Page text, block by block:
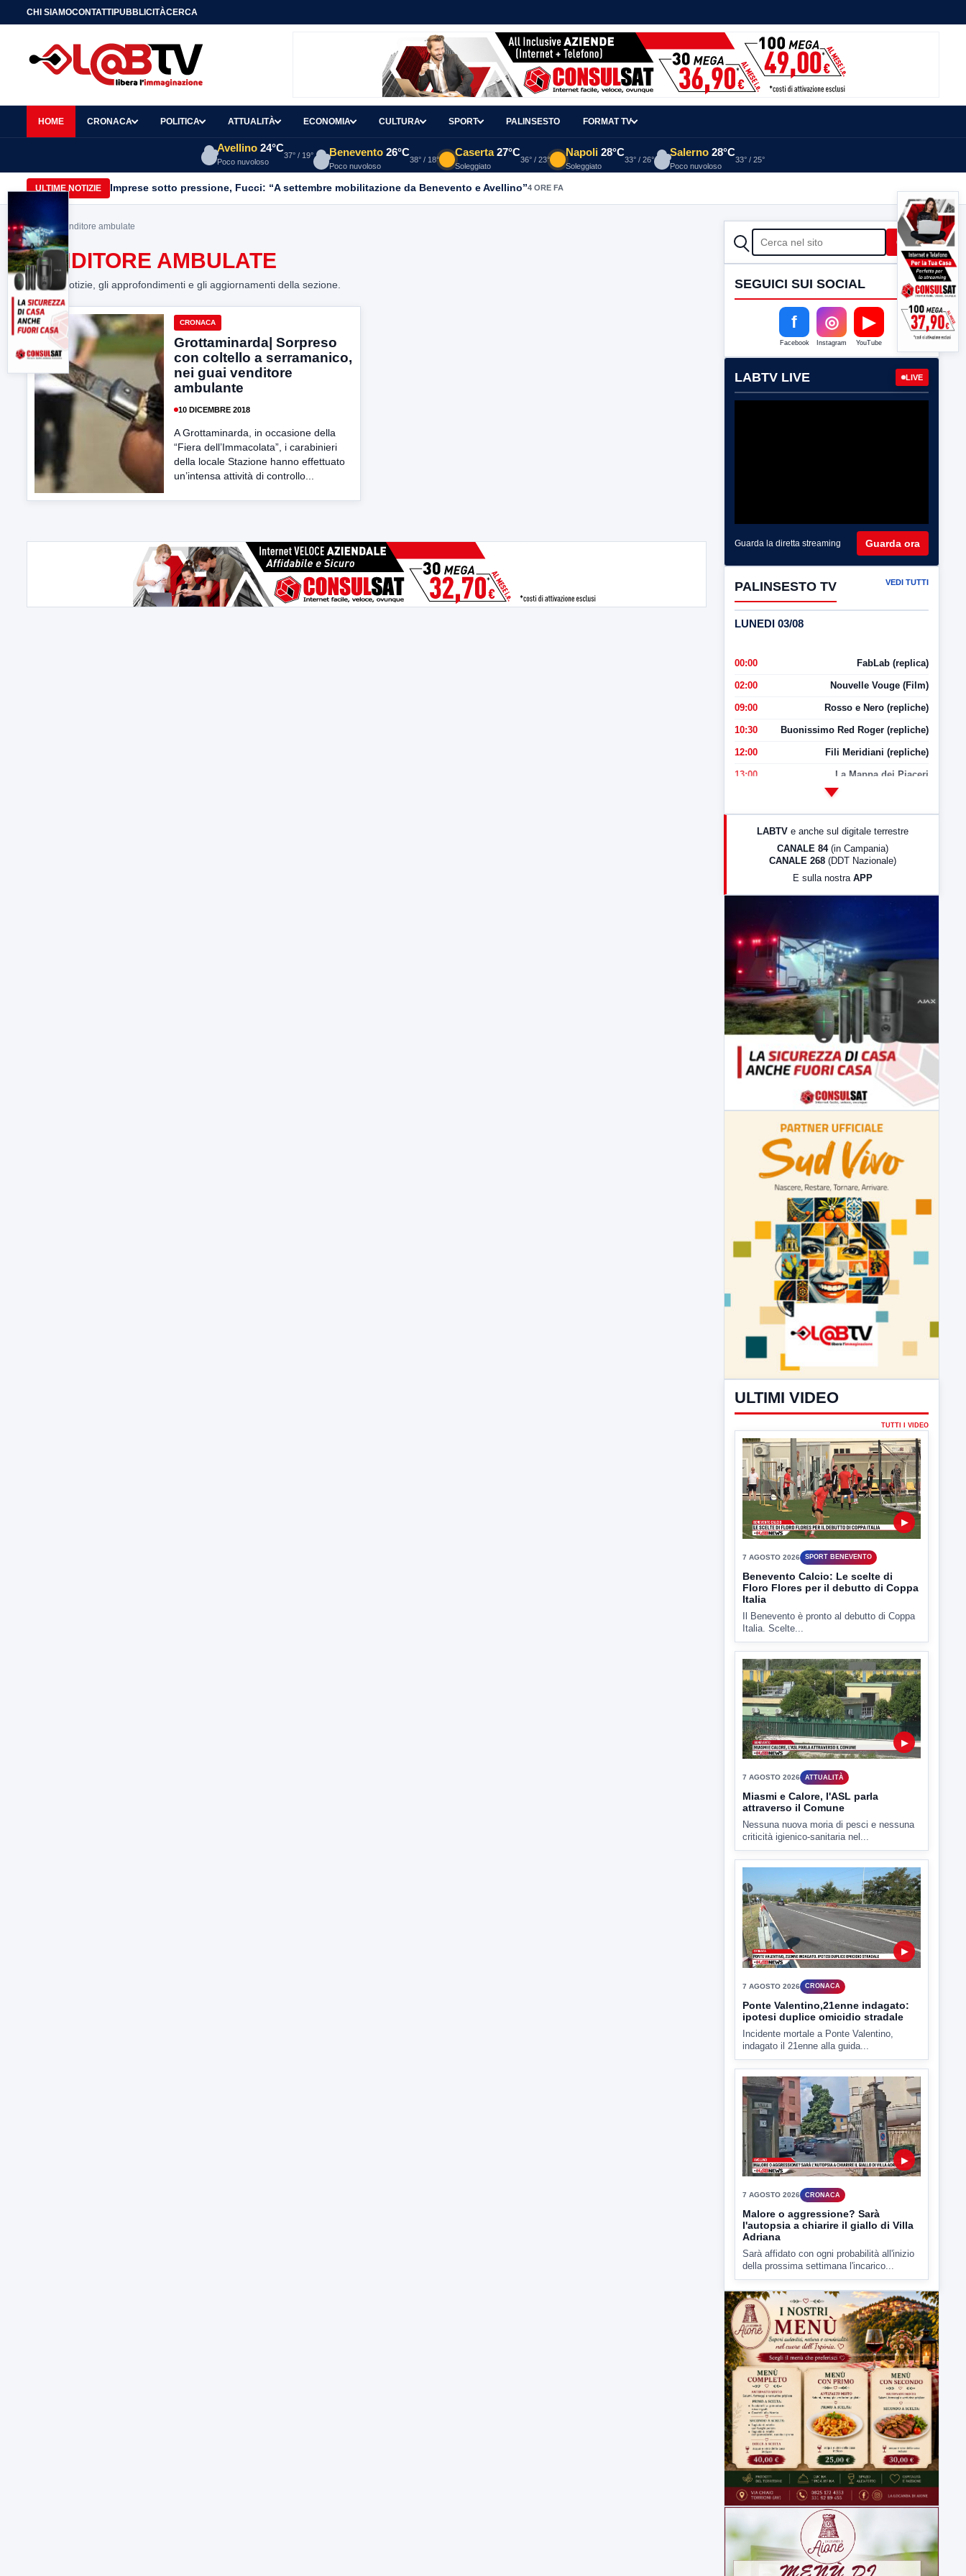
CHI SIAMOCONTATTIPUBBLICITÀCERCA
HOME CRONACA POLITICA ATTUALITÀ ECONOMIA CULTURA SPORT PALINSESTO FORMAT TV
Avellino 24°C
Poco nuvoloso
37° / 19° Benevento 26°C
Poco nuvoloso
38° / 18°
Caserta 27°C
Soleggiato
36° / 23°
Napoli 28°C
Soleggiato
33° / 26°
Salerno 28°C
Poco nuvoloso
33° / 25°
ULTIME NOTIZIE Imprese sotto pressione, Fucci: “A settembre mobilitazione da Benevento e Avellino”4 ORE FA
Home> venditore ambulate
VENDITORE AMBULATE
Tutte le notizie, gli approfondimenti e gli aggiornamenti della sezione.
CRONACA
Grottaminarda| Sorpreso
con coltello a serramanico,
nei guai venditore
ambulante
10 DICEMBRE 2018
A Grottaminarda, in occasione della
“Fiera dell’Immacolata”, i carabinieri
della locale Stazione hanno effettuato
un’intensa attività di controllo...
CERCA Cerca
SEGUICI SUI SOCIAL
f
Facebook
◎
Instagram
▶
YouTube
LABTV LIVE LIVE
Guarda la diretta streaming Guarda ora
PALINSESTO TV VEDI TUTTI
LUNEDI 03/08
00:00 FabLab (replica)
02:00 Nouvelle Vouge (Film)
09:00 Rosso e Nero (repliche)
10:30 Buonissimo Red Roger (repliche)
12:00 Fili Meridiani (repliche)
13:00 La Mappa dei Piaceri
LabNews (Diretta)
LABTV e anche sul digitale terrestre
CANALE 84 (in Campania)
CANALE 268 (DDT Nazionale)
E sulla nostra APP
ULTIMI VIDEO
TUTTI I VIDEO
7 AGOSTO 2026 SPORT BENEVENTO
Benevento Calcio: Le scelte di
Floro Flores per il debutto di Coppa
Italia
Il Benevento è pronto al debutto di Coppa
Italia. Scelte...
▶
7 AGOSTO 2026 ATTUALITÀ
Miasmi e Calore, l'ASL parla
attraverso il Comune
Nessuna nuova moria di pesci e nessuna
criticità igienico-sanitaria nel...
▶
7 AGOSTO 2026 CRONACA
Ponte Valentino,21enne indagato:
ipotesi duplice omicidio stradale
Incidente mortale a Ponte Valentino,
indagato il 21enne alla guida...
7 AGOSTO 2026 CRONACA
Malore o aggressione? Sarà
l'autopsia a chiarire il giallo di Villa
Adriana
Sarà affidato con ogni probabilità all'inizio
della prossima settimana l'incarico...